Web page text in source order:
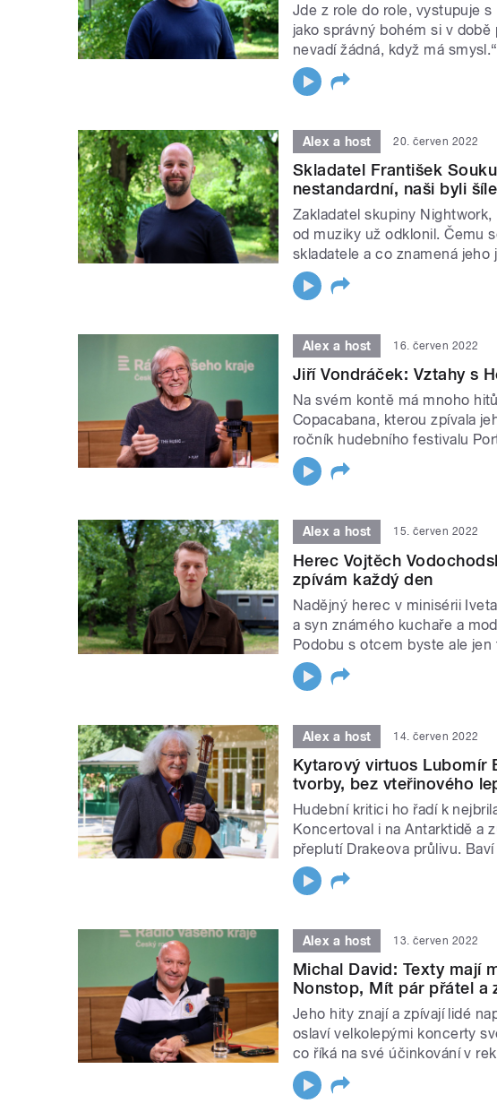
Jde z role do role, vystupuje
jako správný bohém si v
nevadí žádná, když má smysl.“
Alex a host 20. červen 2022
Skladatel František
nestandardní, naši byli
Zakladatel skupiny
od muziky už odklonil. Čemu
skladatele a co znamená jeho
Alex a host 16. červen 2022
Jiří Vondráček: Vztahy s
Na svém kontě má mnoho
Copacabana, kterou zpívala
ročník hudebního festivalu
Alex a host 15. červen 2022
Herec Vojtěch
zpívám každý den
Nadějný herec v minisérii
a syn známého kuchaře a
Podobu s otcem byste ale jen
Alex a host 14. červen 2022
Kytarový virtuos Lubomír
tvorby, bez vteřinového
Hudební kritici ho řadí k
Koncertoval i na Antarktidě a
přeplutí Drakeova průlivu.
Alex a host 13. červen 2022
Michal David: Texty mají
Nonstop, Mít pár přátel a
Jeho hity znají a zpívají lidé
oslaví velkolepými koncerty
co říká na své účinkování v